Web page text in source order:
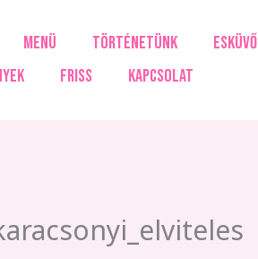
MENÜ TÖRTÉNETÜNK
ESKÜVŐ
FRISS KAPCSOLAT